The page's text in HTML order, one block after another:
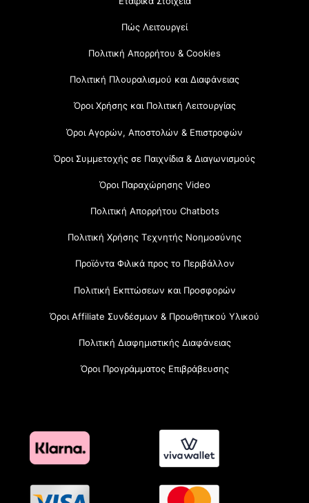
Πώς Λειτουργεί
Πολιτική Απορρήτου & Cookies
Πολιτική Πλουραλισμού και Διαφάνειας
Όροι Χρήσης και Πολιτική Λειτουργίας
Όροι Αγορών, Αποστολών & Επιστροφών
Όροι Συμμετοχής σε Παιχνίδια & Διαγωνισμούς
Όροι Παραχώρησης Video
Πολιτική Απορρήτου Chatbots
Πολιτική Χρήσης Τεχνητής Νοημοσύνης
Προϊόντα Φιλικά προς το Περιβάλλον
Πολιτική Εκπτώσεων και Προσφορών
Όροι Affiliate Συνδέσμων & Προωθητικού Υλικού
Πολιτική Διαφημιστικής Διαφάνειας
Όροι Προγράμματος Επιβράβευσης